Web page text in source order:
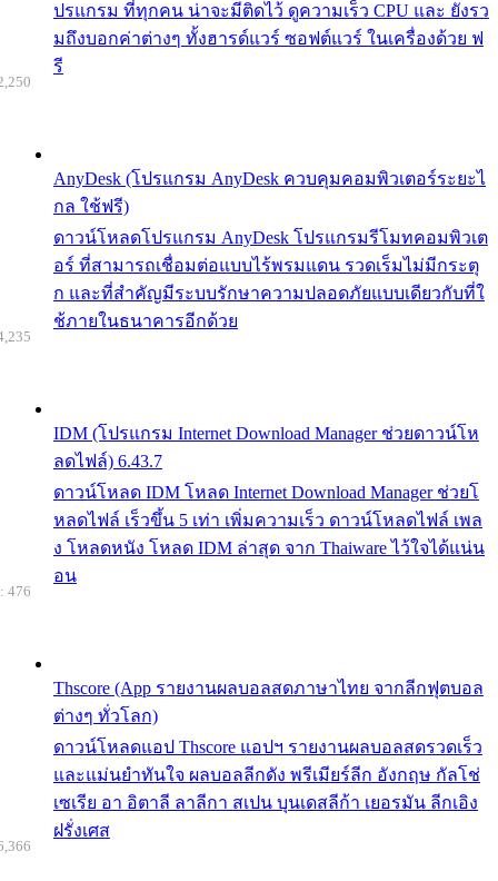
ปรแกรม ที่ทุกคน น่าจะมีติดไว้ ดูความเร็ว CPU และ ยังรว
มถึงบอกค่าต่างๆ ทั้งฮารด์แวร์ ซอฟต์แวร์ ในเครื่องด้วย ฟ
รี
AnyDesk (โปรแกรม AnyDesk ควบคุมคอมพิวเตอร์ระยะไ
กล ใช้ฟรี)
ดาวน์โหลดโปรแกรม AnyDesk โปรแกรมรีโมทคอมพิวเต
อร์ ที่สามารถเชื่อมต่อแบบไร้พรมแดน รวดเร็มไม่มีกระตุ
ก และที่สำคัญมีระบบรักษาความปลอดภัยแบบเดียวกับที่ใ
ช้ภายในธนาคารอีกด้วย
IDM (โปรแกรม Internet Download Manager ช่วยดาวน์โห
ลดไฟล์) 6.43.7
ดาวน์โหลด IDM โหลด Internet Download Manager ช่วยโ
หลดไฟล์ เร็วขึ้น 5 เท่า เพิ่มความเร็ว ดาวน์โหลดไฟล์ เพล
ง โหลดหนัง โหลด IDM ล่าสุด จาก Thaiware ไว้ใจได้แน่น
อน
Thscore (App รายงานผลบอลสดภาษาไทย จากลีกฟุตบอล
ต่างๆ ทั่วโลก)
ดาวน์โหลดแอป Thscore แอปฯ รายงานผลบอลสดรวดเร็ว
และแม่นยำทันใจ ผลบอลลีกดัง พรีเมียร์ลีก อังกฤษ กัลโช่
เซเรีย อา อิตาลี ลาลีกา สเปน บุนเดสลีก้า เยอรมัน ลีกเอิง
ฝรั่งเศส
476